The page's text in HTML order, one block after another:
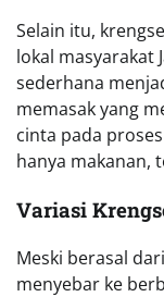
Selain itu,
lokal masyarakat
sederhana
memasak yang
cinta pada
hanya makanan,
Variasi
Meski berasal
menyebar ke